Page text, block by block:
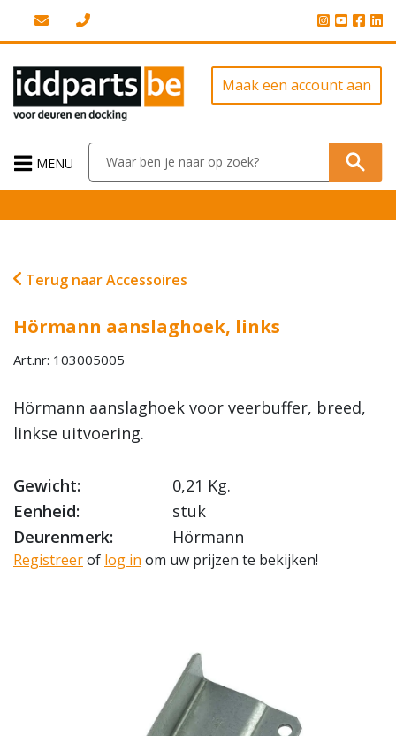
Maak een account aan
MENU
Terug naar Accessoires
Hörmann aanslaghoek, links
Art.nr: 103005005
Hörmann aanslaghoek voor veerbuffer, breed,
linkse uitvoering.
Gewicht:
0,21 Kg.
Eenheid:
stuk
Deurenmerk:
Hörmann
Registreerof log in om uw prijzen te bekijken!